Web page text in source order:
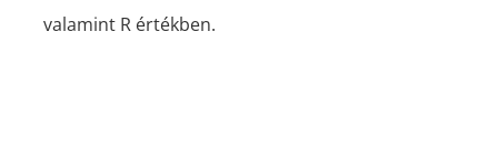
valamint R értékben.